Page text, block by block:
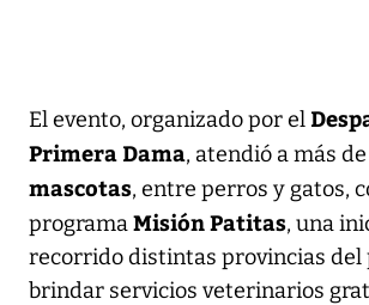
El evento, organizado por el
Primera Dama, atendió a más de
mascotas, entre perros y gatos,
programaMisión Patitas, una
recorrido distintas provincias del
brindar servicios veterinarios